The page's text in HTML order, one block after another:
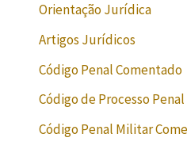
Orientação Jurídica
Artigos Jurídicos
Código Penal Comentado
Código de Processo
Código Penal Militar